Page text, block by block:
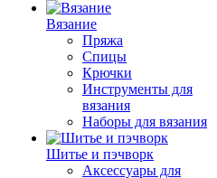
Вязание
Пряжа
Спицы
Крючки
Инструменты для
вязания
Наборы для вязания
Шитье и пэчворк
Аксессуары для